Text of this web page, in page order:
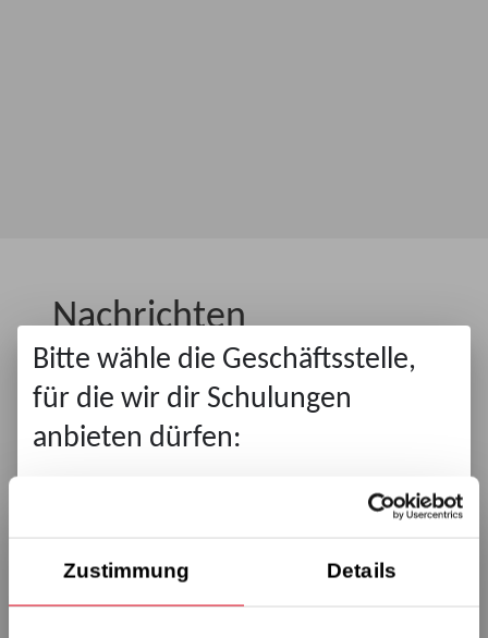
Zustimmung Details
Bitte wähle die Geschäftsstelle,
für die wir dir Schulungen
anbieten dürfen:
GS Schweinfurt
GS Würzburg
GS Bamberg
Nachrichten
& Veranstaltungen